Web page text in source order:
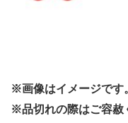
※画像はイメージです
※品切れの際はご容赦